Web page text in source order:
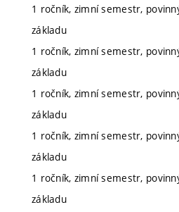
1 ročník, zimní semestr,
základu
1 ročník, zimní semestr,
základu
1 ročník, zimní semestr,
základu
1 ročník, zimní semestr,
základu
1 ročník, zimní semestr,
základu